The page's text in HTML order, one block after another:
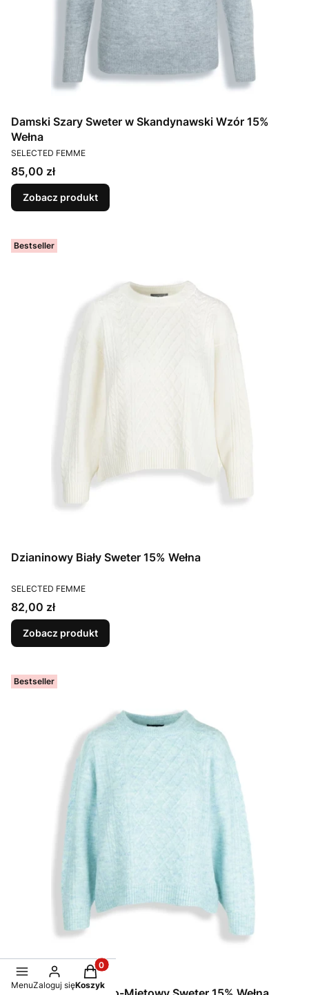
Damski Szary Sweter w Skandynawski Wzór 15%
Wełna
PRODUCENT
SELECTED FEMME
Cena
85,00 zł
Zobacz produkt
Bestseller
Dzianinowy Biały Sweter 15% Wełna
PRODUCENT
SELECTED FEMME
Cena
82,00 zł
Zobacz produkt
Bestseller
MenuZaloguj się
Produkty w koszyku: 0. Zobacz szczegóły
Koszyk